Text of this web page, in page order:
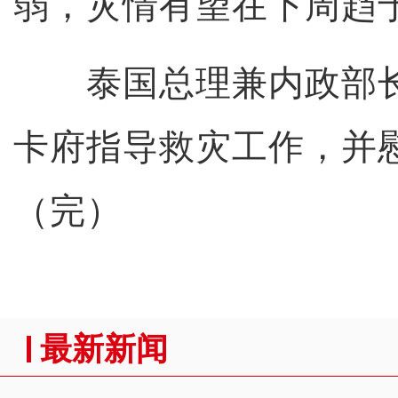
泰国总理兼内政部
卡府指导救灾工作，并
（完）
最新新闻